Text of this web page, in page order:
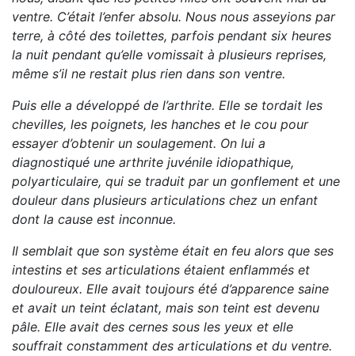
ventre. C’était l’enfer absolu. Nous nous asseyions par
terre, à côté des toilettes, parfois pendant six heures
la nuit pendant qu’elle vomissait à plusieurs reprises,
même s’il ne restait plus rien dans son ventre.
Puis elle a développé de l’arthrite. Elle se tordait les
chevilles, les poignets, les hanches et le cou pour
essayer d’obtenir un soulagement. On lui a
diagnostiqué une arthrite juvénile idiopathique,
polyarticulaire, qui se traduit par un gonflement et une
douleur dans plusieurs articulations chez un enfant
dont la cause est inconnue.
Il semblait que son système était en feu alors que ses
intestins et ses articulations étaient enflammés et
douloureux. Elle avait toujours été d’apparence saine
et avait un teint éclatant, mais son teint est devenu
pâle. Elle avait des cernes sous les yeux et elle
souffrait constamment des articulations et du ventre.